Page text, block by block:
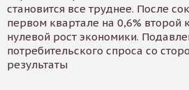
становится все труднее. После
первом квартале на 0,6% второй
нулевой рост экономики.
потребительского спроса со
результаты